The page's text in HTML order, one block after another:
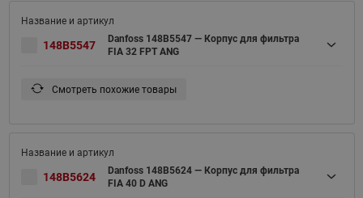
148B5547
Danfoss 148B5547 — Корпус для фильтра
FIA 32 FPT ANG
Смотреть похожие товары
148B5624
Danfoss 148B5624 — Корпус для фильтра
FIA 40 D ANG